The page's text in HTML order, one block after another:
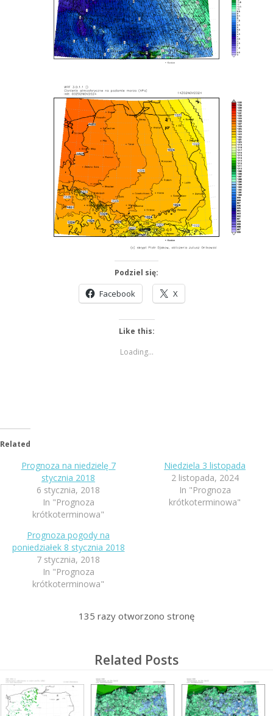
Podziel się:
Facebook X
Like this:
Loading...
Related
Prognoza na niedzielę 7
stycznia 2018
6 stycznia, 2018
In "Prognoza
krótkoterminowa"
Niedziela 3 listopada
2 listopada, 2024
In "Prognoza
krótkoterminowa"
Prognoza pogody na
poniedziałek 8 stycznia 2018
7 stycznia, 2018
In "Prognoza
krótkoterminowa"
135 razy otworzono stronę
Related Posts